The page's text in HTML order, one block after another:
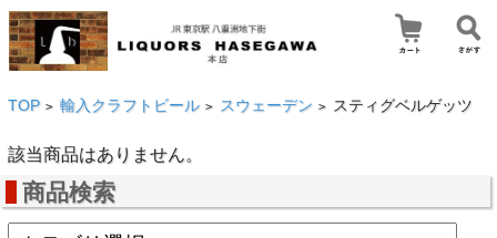
TOP > 輸入クラフトビール > スウェーデン > スティグベルゲッツ
該当商品はありません。
商品検索